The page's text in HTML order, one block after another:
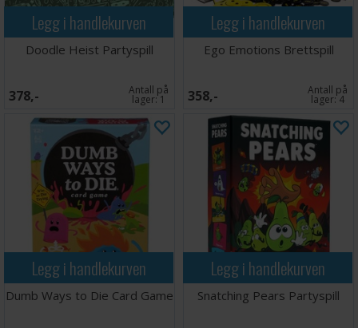
Legg i handlekurven
Doodle Heist Partyspill
378,- Antall på
lager:1
Legg i handlekurven
Ego Emotions Brettspill
358,- Antall på
lager:4
Legg i handlekurven
Dumb Ways to Die Card Game
Legg i handlekurven
Snatching Pears Partyspill